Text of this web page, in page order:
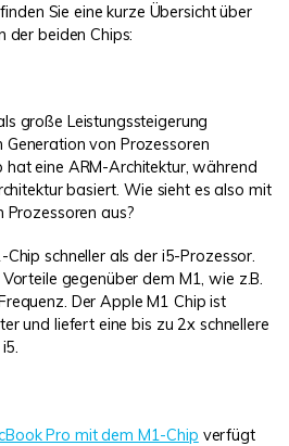
Sie eine kurze Übersicht über
der beiden Chips:
große Leistungssteigerung
von Prozessoren
hat eine ARM-Architektur, während
basiert. Wie sieht es also mit
Prozessoren aus?
Chip schneller als der i5-Prozessor.
gegenüber dem M1, wie z.B.
Der Apple M1 Chip ist
und liefert eine bis zu 2x schnellere
Pro mit dem M1-Chip verfügt